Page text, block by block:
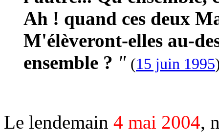
Ah ! quand ces deux
M'élèveront-elles au-
ensemble ? " (15 juin 1995
Le lendemain 4 mai 2004,